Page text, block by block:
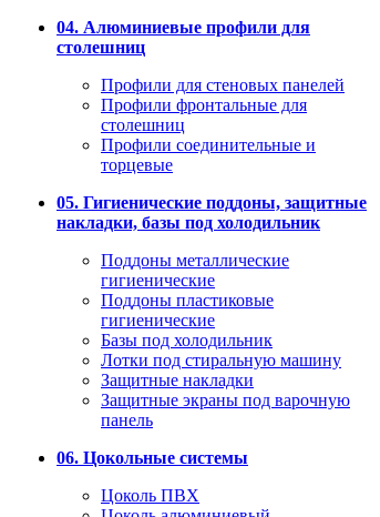
04. Алюминиевые профили для
столешниц
Профили для стеновых панелей
Профили фронтальные для
столешниц
Профили соединительные и
торцевые
05. Гигиенические поддоны, защитные
накладки, базы под холодильник
Поддоны металлические
гигиенические
Поддоны пластиковые
гигиенические
Базы под холодильник
Лотки под стиральную машину
Защитные накладки
Защитные экраны под варочную
панель
06. Цокольные системы
Цоколь ПВХ